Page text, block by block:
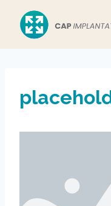
contenu